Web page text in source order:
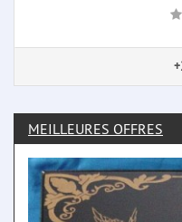
MEILLEURES OFFRES